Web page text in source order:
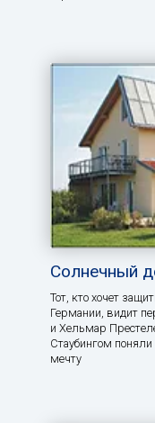
Солнечный
Тот, кто хочет
Германии, видит
и Хельмар
Стаубингом
мечту